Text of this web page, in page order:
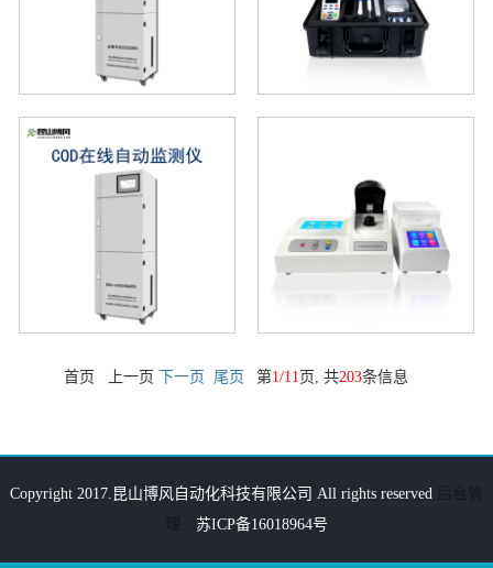
智能在线浊度仪
氨氮在线自动监测仪 总磷在线自动监测仪
首页 上一页 下一页 尾页 第1/11 页, 共203条信息
Copyright 2017.昆山博风自动化科技有限公司 All rights reserved 后台管
理
苏ICP备16018964号